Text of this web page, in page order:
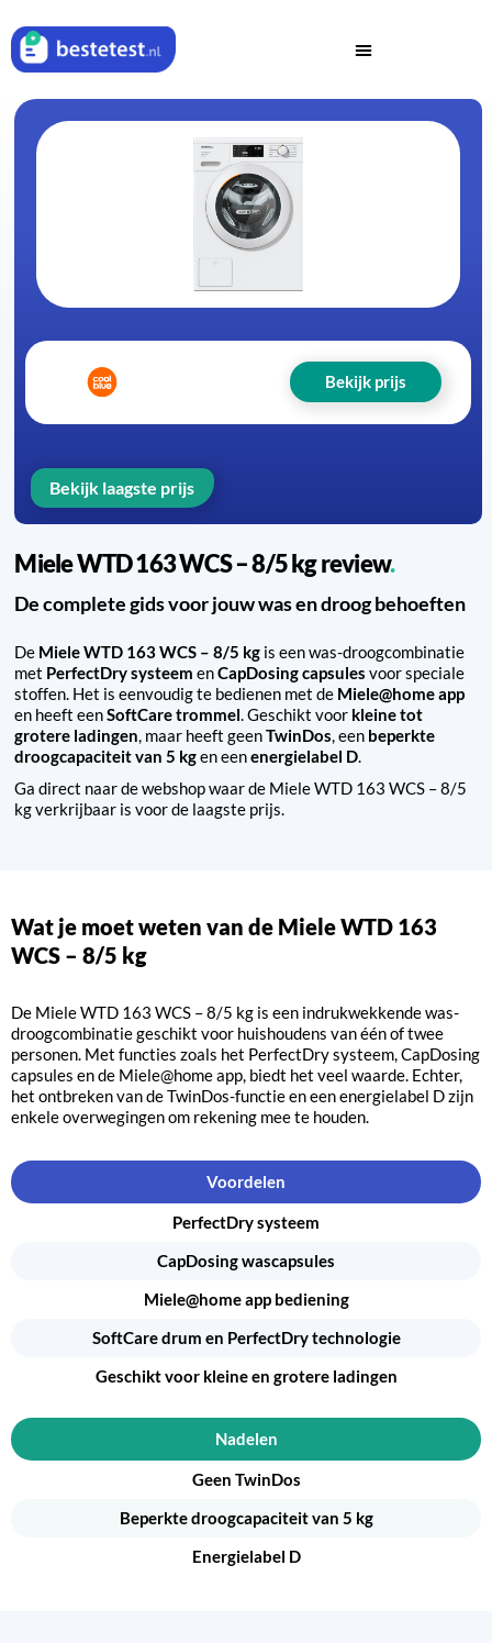
Miele WTD 163 WCS – 8/5 kg review
De complete gids voor jouw was en droog behoeften
De Miele WTD 163 WCS – 8/5 kg is een was-droogcombinatie
met PerfectDry systeem enCapDosing capsules voor speciale
stoffen. Het is eenvoudig te bedienen met de Miele@home app
en heeft eenSoftCare trommel. Geschikt voor kleine tot
grotere ladingen, maar heeft geenTwinDos, een beperkte
droogcapaciteit van 5 kgen eenenergielabel D.
Ga direct naar de webshop waar de Miele WTD 163 WCS – 8/5
kg verkrijbaar is voor de laagste prijs.
Bekijk prijs
Bekijk laagste prijs
Wat je moet weten van de Miele WTD 163
WCS – 8/5 kg
De Miele WTD 163 WCS – 8/5 kg is een indrukwekkende was-
droogcombinatie geschikt voor huishoudens van één of twee
personen. Met functies zoals het PerfectDry systeem, CapDosing
capsules en de Miele@home app, biedt het veel waarde. Echter,
het ontbreken van de TwinDos-functie en een energielabel D zijn
enkele overwegingen om rekening mee te houden.
Voordelen
PerfectDry systeem
CapDosing wascapsules
Miele@home app bediening
SoftCare drum en PerfectDry technologie
Geschikt voor kleine en grotere ladingen
Nadelen
Geen TwinDos
Beperkte droogcapaciteit van 5 kg
Energielabel D